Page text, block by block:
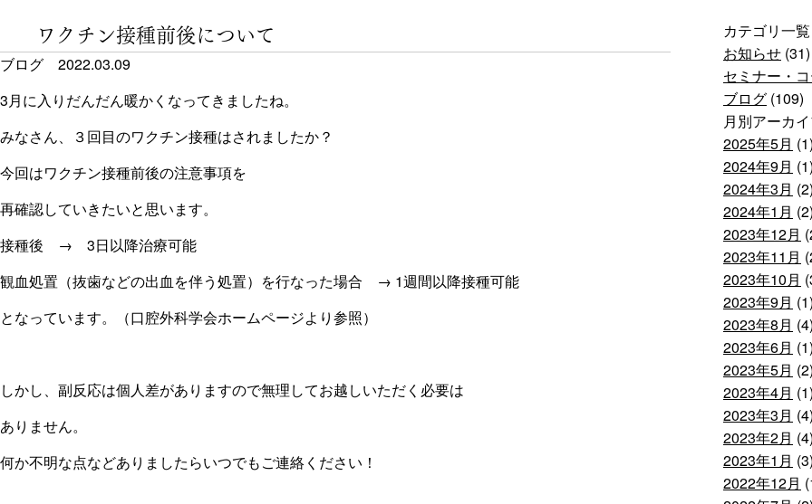
ワクチン接種前後について
ブログ
2022.03.09
3月に入りだんだん暖かくなってきましたね。
みなさん、３回目のワクチン接種はされましたか？
今回はワクチン接種前後の注意事項を
再確認していきたいと思います。
接種後 → 3日以降治療可能
観血処置（抜歯などの出血を伴う処置）を行なった場合 → 1週間以降接種可能
となっています。（口腔外科学会ホームページより参照）
しかし、副反応は個人差がありますので無理してお越しいただく必要は
ありません。
何か不明な点などありましたらいつでもご連絡ください！
カテゴリ一覧
お知らせ (31)
セミナー・
ブログ (109)
月別アーカ
2025年5月 (1)
2024年9月 (1)
2024年3月 (2)
2024年1月 (2)
2023年12月
2023年11月
2023年10月
2023年9月 (1)
2023年8月 (4)
2023年6月 (1)
2023年5月 (2)
2023年4月 (1)
2023年3月 (4)
2023年2月 (4)
2023年1月 (3)
2022年12月